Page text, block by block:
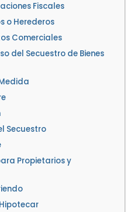
Fiscales
o Herederos
Comerciales
del Secuestro de Bienes
Secuestro
Propietarios y